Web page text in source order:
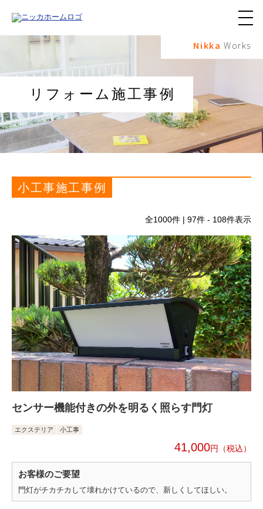
メ
ュ
ボ
タ
ン
Nikka Works
リフォーム施工事例
小工事施工事例
全1000件 | 97件 - 108件表示
センサー機能付きの外を明るく照らす門灯
エクステリア 小工事
41,000円
お客様のご要望
門灯がチカチカして壊れかけているので、新しくしてほしい。